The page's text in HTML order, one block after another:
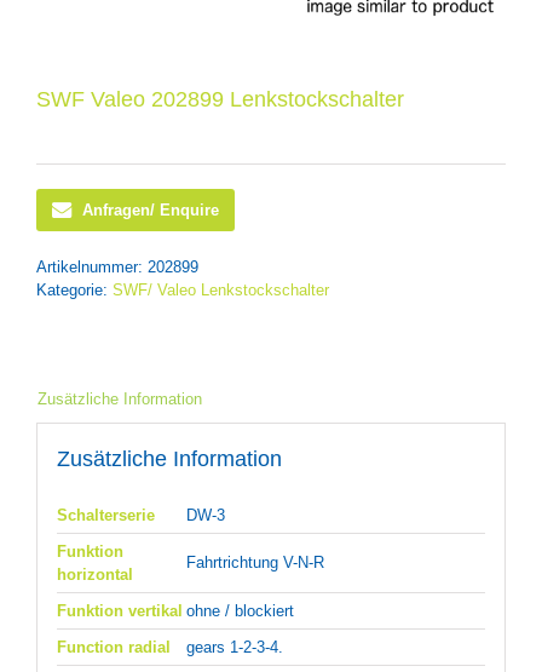
SWF Valeo 202899 Lenkstockschalter
Anfragen/ Enquire
Artikelnummer: 202899
Kategorie: SWF/ Valeo Lenkstockschalter
Zusätzliche Information
Zusätzliche Information
Schalterserie
DW-3
Funktion
horizontal
Fahrtrichtung V-N-R
Funktion vertikal ohne / blockiert
Function radial
gears 1-2-3-4.